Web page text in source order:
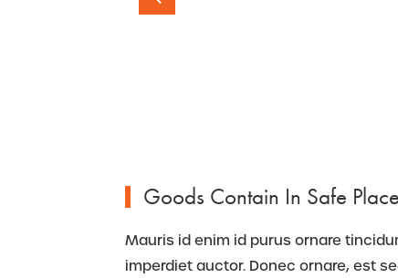
Goods Contain In Safe Place
Mauris id enim id purus ornare
imperdiet auctor. Donec ornare, est